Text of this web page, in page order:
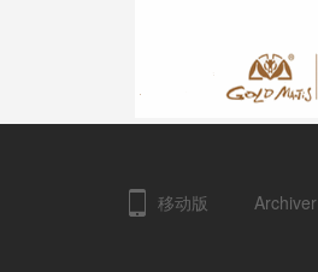
移动版 Archiver